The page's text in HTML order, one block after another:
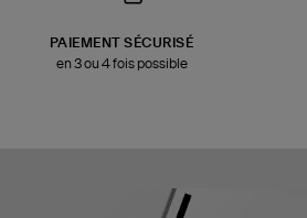
PAIEMENT SÉCURISÉ
en 3 ou 4 fois possible